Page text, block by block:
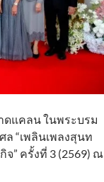
ดแคลน ในพระบรม
“เพลินเพลงสุนท
” ครั้งที่ 3 (2569) ณ